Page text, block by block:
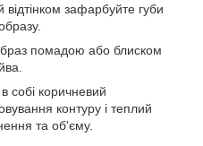
зафарбуйте губи
помадою або блиском
собі коричневий
контуру і теплий
та об'єму.